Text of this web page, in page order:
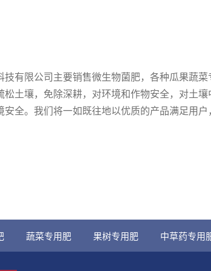
有限公司主要销售微生物菌肥，各种瓜果蔬菜
松土壤，免除深耕，对环境和作物安全，对土壤
安全。我们将一如既往地以优质的产品满足用户
蔬菜专用肥 果树专用肥 中草药专用